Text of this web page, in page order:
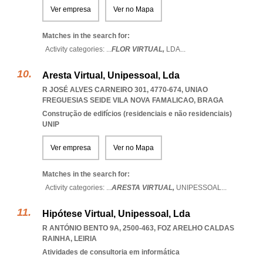
Ver empresa Ver no Mapa
Matches in the search for:
Activity categories: ...FLOR VIRTUAL, LDA...
Aresta Virtual, Unipessoal, Lda
R JOSÉ ALVES CARNEIRO 301, 4770-674, UNIAO
FREGUESIAS SEIDE VILA NOVA FAMALICAO, BRAGA
Construção de edifícios (residenciais e não residenciais)
UNIP
Ver empresa Ver no Mapa
Matches in the search for:
Activity categories: ...ARESTA VIRTUAL, UNIPESSOAL...
Hipótese Virtual, Unipessoal, Lda
R ANTÓNIO BENTO 9A, 2500-463, FOZ ARELHO CALDAS
RAINHA, LEIRIA
Atividades de consultoria em informática